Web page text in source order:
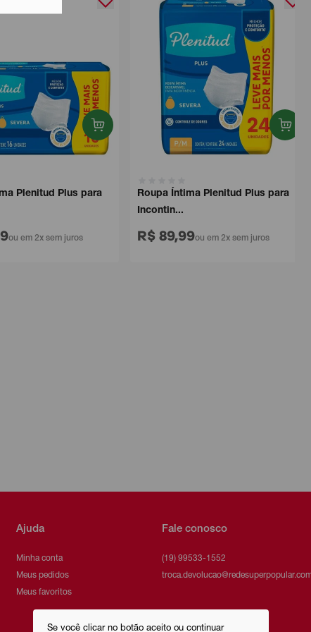
Se você clicar no botão aceito ou continuar
Plenitud Plus para
em 2x sem juros
Roupa Íntima Plenitud Plus para
Incontin...
R$ 89,99ou em 2x sem juros
Ajuda
Minha conta
Meus pedidos
Meus favoritos
Fale conosco
(19) 99533-1552